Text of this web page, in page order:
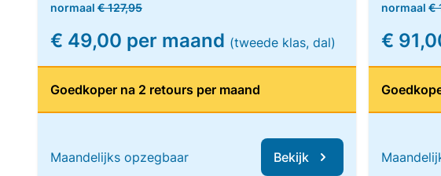
normaal € 127,95
€ 49,00 per maand (tweede klas, dal)
Goedkoper na 2 retours per maand
Maandelijks opzegbaar Bekijk
normaal€
€